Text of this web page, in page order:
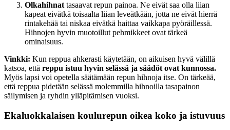
Olkahihnat tasaavat repun painoa. Ne eivät saa olla liian
kapeat eivätkä toisaalta liian leveätkään, jotta ne eivät hierrä
rintakehää tai niskaa eivätkä haittaa vaikkapa pyöräillessä.
Hihnojen hyvin muotoillut pehmikkeet ovat tärkeä
ominaisuus.
Vinkki: Kun reppua ahkerasti käytetään, on aikuisen hyvä välillä
katsoa, että reppu istuu hyvin selässä ja säädöt ovat kunnossa.
Myös lapsi voi opetella säätämään repun hihnoja itse. On tärkeää,
että reppua pidetään selässä molemmilla hihnoilla tasapainon
säilymisen ja ryhdin ylläpitämisen vuoksi.
Ekaluokkalaisen koulurepun oikea koko ja istuvuus